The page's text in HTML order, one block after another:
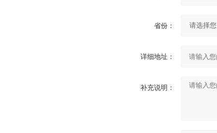
省份：
详细地址：
补充说明：